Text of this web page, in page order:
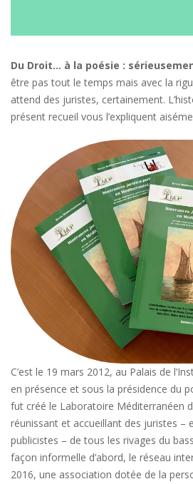
Du Droit… à la poésie :
être pas tout le temps mais avec la
attend des juristes, certainement.
présent recueil vous l’expliquent
C’est le 19 mars 2012, au Palais de
en présence et sous la présidence du
fut créé le Laboratoire Méditerranéen
réunissant et accueillant des juristes –
publicistes – de tous les rivages du
façon informelle d’abord, le réseau
2016, une association dotée de la